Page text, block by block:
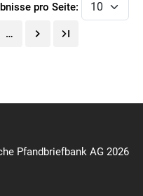
pro Seite:
…
Pfandbriefbank AG 2026